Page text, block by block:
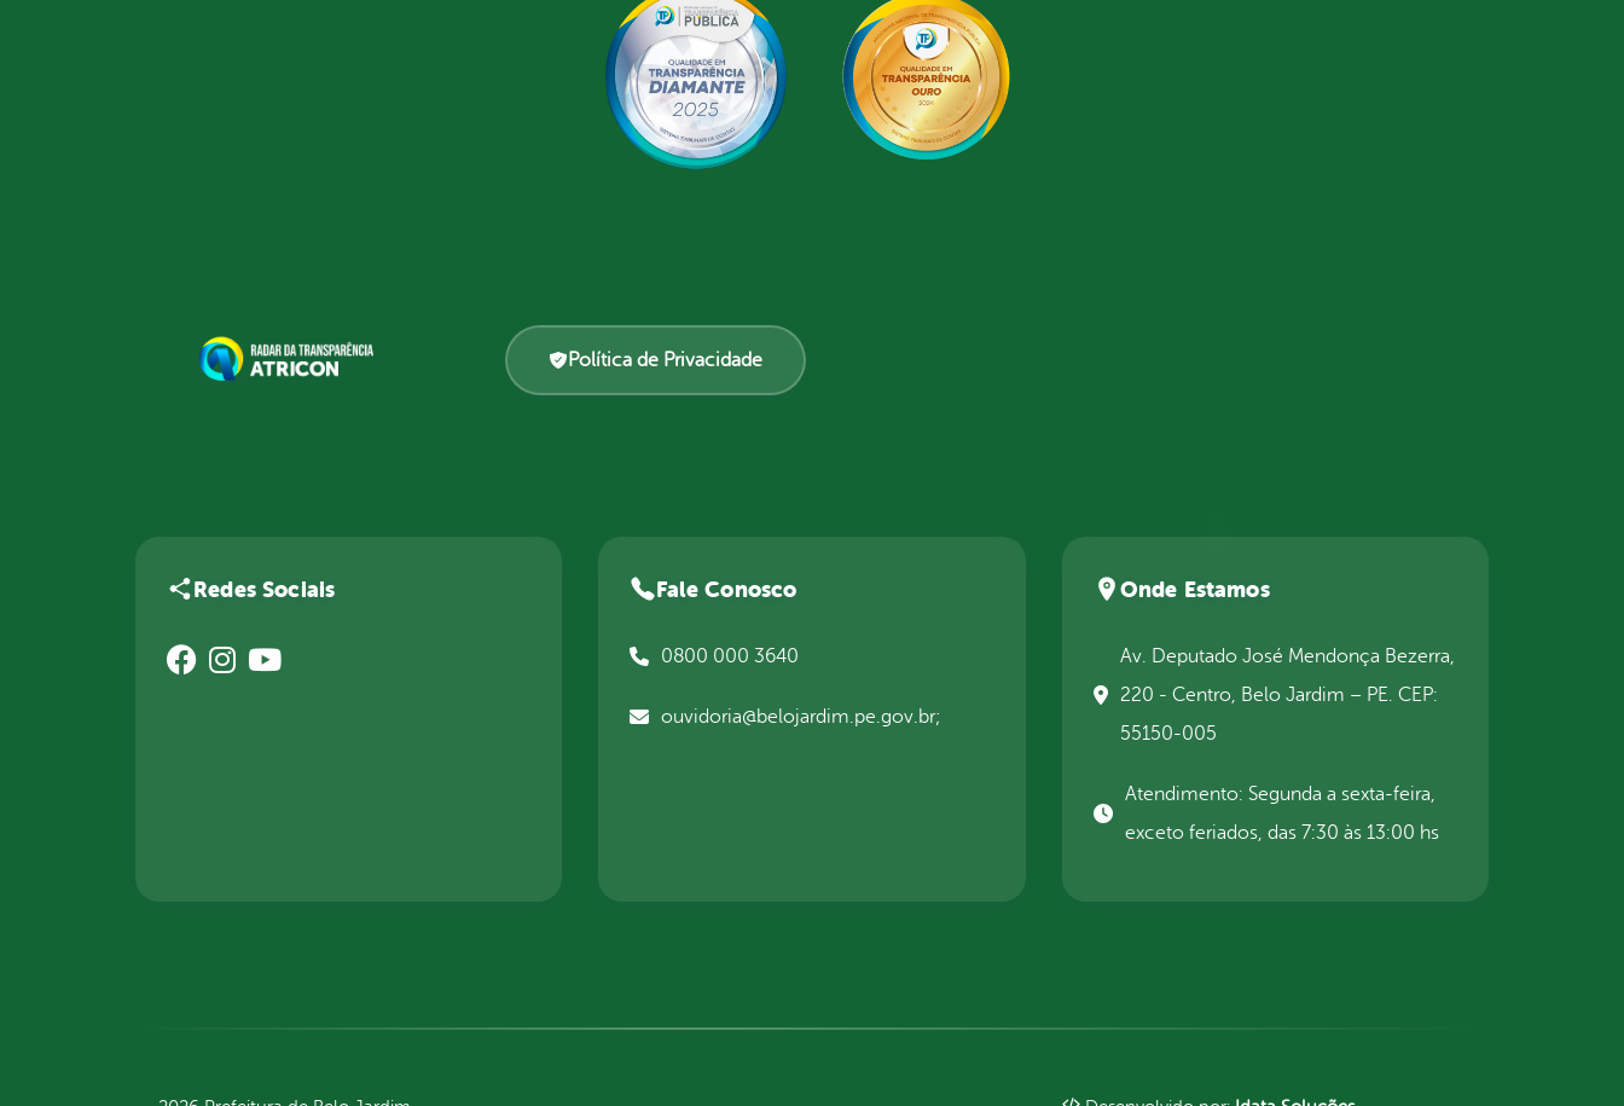
Política de Privacidade
Redes Sociais Fale Conosco
0800 000 3640
ouvidoria@belojardim.pe.gov.br;
Onde Estamos
Av. Deputado José Mendonça Bezerra,
220 - Centro, Belo Jardim – PE. CEP:
55150-005
Atendimento: Segunda a sexta-feira,
exceto feriados, das 7:30 às 13:00 hs